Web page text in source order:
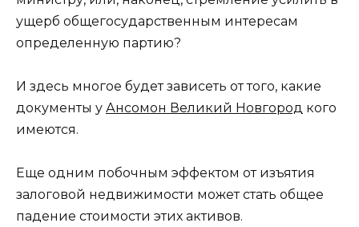
ущерб общегосударственным интересам
определенную партию?
И здесь многое будет зависеть от того, какие
документы у Ансомон Великий Новгород кого
имеются.
Еще одним побочным эффектом от изъятия
залоговой недвижимости может стать общее
падение стоимости этих активов.